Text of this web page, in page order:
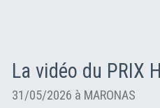
La vidéo du PRIX
31/05/2026 à MARONAS